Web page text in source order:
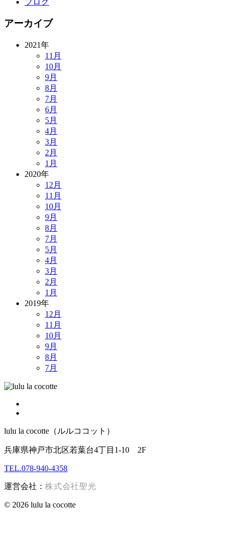
アーカイブ
2021年
11月
10月
9月
8月
7月
6月
5月
4月
3月
2月
1月
2020年
12月
11月
10月
9月
8月
7月
5月
4月
3月
2月
1月
2019年
12月
11月
10月
9月
8月
7月
lulu la cocotte（ルルココット）
兵庫県神戸市北区若葉台4丁目1-10 2F
TEL.078-940-4358
運営会社： 株式会社聖光
© 2026 lulu la cocotte